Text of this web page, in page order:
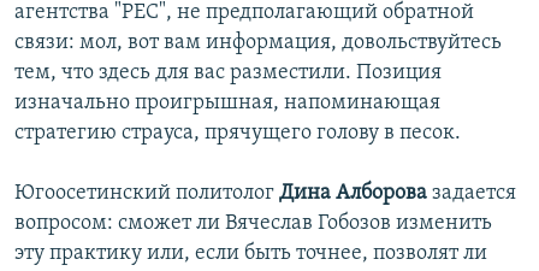
агентства "РЕС", не предполагающий обратной
связи: мол, вот вам информация, довольствуйтесь
тем, что здесь для вас разместили. Позиция
изначально проигрышная, напоминающая
стратегию страуса, прячущего голову в песок.
Югоосетинский политолог Дина Алборова задается
вопросом: сможет ли Вячеслав Гобозов изменить
эту практику или, если быть точнее, позволят ли